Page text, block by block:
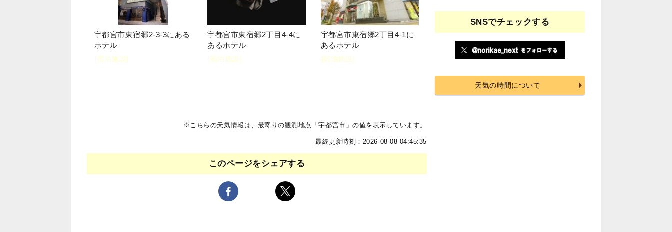
宇都宮市東宿郷2-3-3にある
ホテル
[宿泊施設]
宇都宮市東宿郷2丁目4-4に
あるホテル
[宿泊施設]
宇都宮市東宿郷2丁目4-1に
あるホテル
[宿泊施設]
※こちらの天気情報は、最寄りの観測地点「宇都宮市」の値を表示しています。
最終更新時刻：2026-08-08 04:45:35
このページをシェアする
SNSでチェックする
天気の時間について